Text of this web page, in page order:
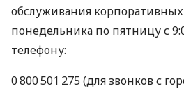
обслуживания
понедельника по пятницу с
телефону:
0 800 501 275 (для звонков с